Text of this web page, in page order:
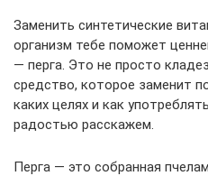
Заменить синтетические
организм тебе поможет
— перга. Это не просто
средство, которое заменит
каких целях и как употреблять
радостью расскажем.
Перга — это собранная